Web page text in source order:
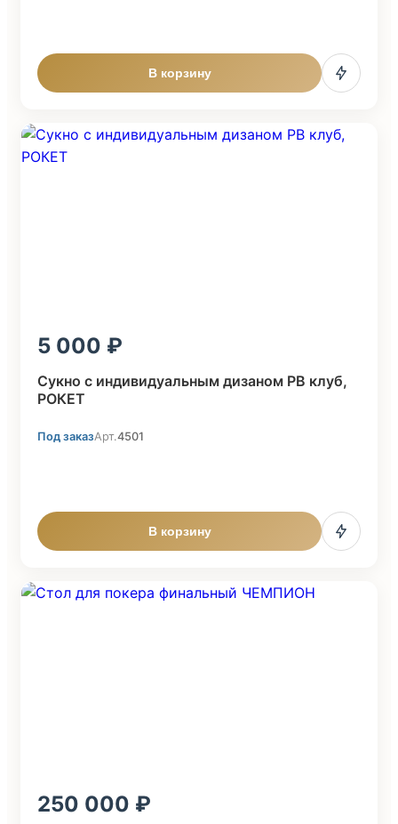
В корзину
5 000
Cукно с индивидуальным дизаном PB клуб,
POКЕТ
Под заказАрт.4501
В корзину
250 000